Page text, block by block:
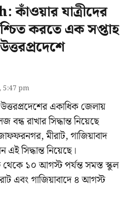
যাত্রীদের
করতে এক সপ্তাহ
5:47 pm
একাধিক জেলায়
রাখার সিদ্ধান্ত নিয়েছে
মীরাট, গাজিয়াবাদ
সিদ্ধান্ত নিয়েছে।
১০ আগস্ট পর্যন্ত সমস্ত স্কুল
এবং গাজিয়াবাদে ৪ আগস্ট